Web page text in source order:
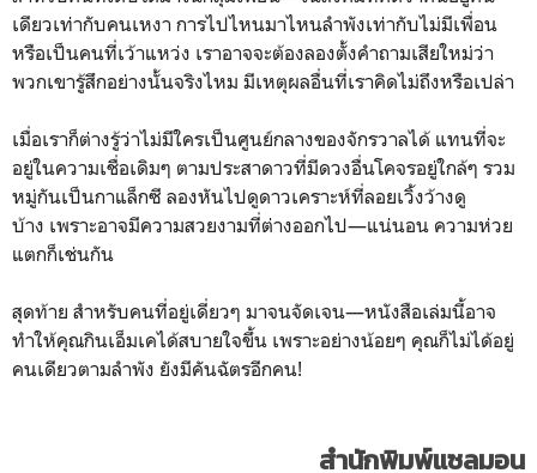
เดียวเท่ากับคนเหงา การไปไหนมาไหนลำพังเท่ากับไม่มีเพื่อน
หรือเป็นคนที่เว้าแหว่ง เราอาจจะต้องลองตั้งคำถามเสียใหม่ว่า
พวกเขารู้สึกอย่างนั้นจริงไหม มีเหตุผลอื่นที่เราคิดไม่ถึงหรือเปล่า
เมื่อเราก็ต่างรู้ว่าไม่มีใครเป็นศูนย์กลางของจักรวาลได้ แทนที่จะ
อยู่ในความเชื่อเดิมๆ ตามประสาดาวที่มีดวงอื่นโคจรอยู่ใกล้ๆ รวม
หมู่กันเป็นกาแล็กซี ลองหันไปดูดาวเคราะห์ที่ลอยเวิ้งว้างดู
บ้าง เพราะอาจมีความสวยงามที่ต่างออกไป—แน่นอน ความห่วย
แตกก็เช่นกัน
สุดท้าย สำหรับคนที่อยู่เดี่ยวๆ มาจนจัดเจน—หนังสือเล่มนี้อาจ
ทำให้คุณกินเอ็มเคได้สบายใจขึ้น เพราะอย่างน้อยๆ คุณก็ไม่ได้อยู่
คนเดียวตามลำพัง ยังมีคันฉัตรอีกคน!
สำนักพิมพ์แซลมอน